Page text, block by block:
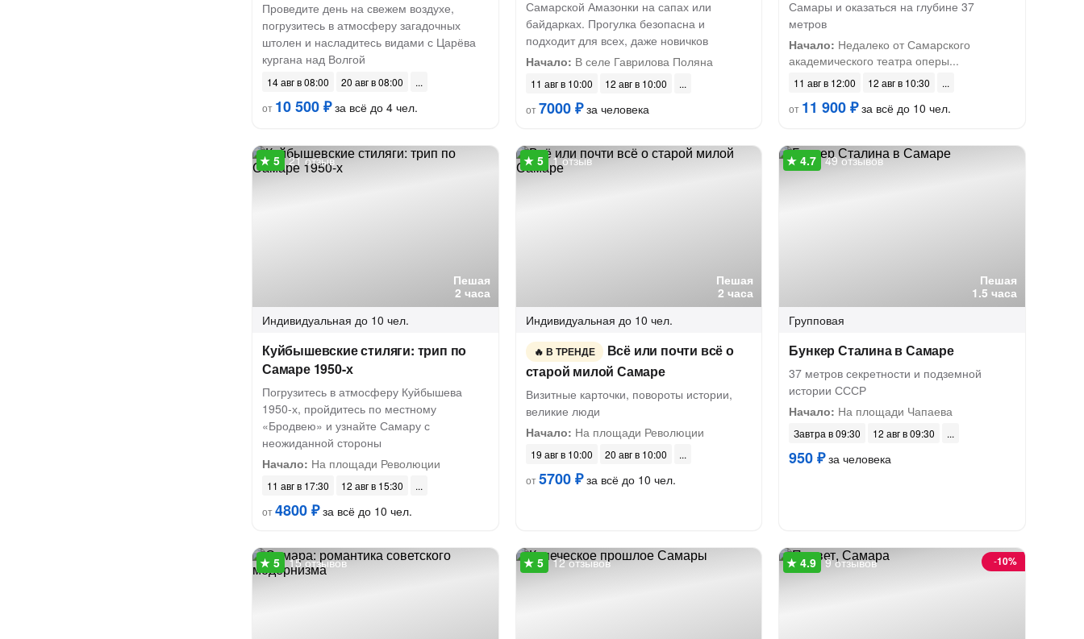
Проведите день на свежем воздухе,
погрузитесь в атмосферу загадочных
штолен и насладитесь видами с Царёва
кургана над Волгой
14 авг в 08:00
20 авг в 08:00
от 10 500 ₽за всё до 4 чел.
Самарской Амазонки на сапах или
байдарках. Прогулка безопасна и
подходит для всех, даже новичков
Начало: В селе Гаврилова Поляна
11 авг в 10:00
12 авг в 10:00
от7000 ₽за человека
Самары и оказаться на глубине 37
метров
Начало: Недалеко от Самарского
академического театра оперы...
11 авг в 12:00
12 авг в 10:30
от 11 900 ₽за всё до 10 чел.
Пешая
2 часа
21 отзыв
Индивидуальная до 10 чел.
Куйбышевские стиляги: трип по
Самаре 1950-х
Погрузитесь в атмосферу Куйбышева
1950-х, пройдитесь по местному
«Бродвею» и узнайте Самару с
неожиданной стороны
Начало: На площади Революции
11 авг в 17:30
12 авг в 15:30
от4800 ₽за всё до 10 чел.
Пешая
2 часа
1 отзыв
Индивидуальная до 10 чел.
В ТРЕНДЕ
Всё или почти всё о
старой милой Самаре
Визитные карточки, повороты истории,
великие люди
Начало: На площади Революции
19 авг в 10:00
20 авг в 10:00
от5700 ₽за всё до 10 чел.
Пешая
1.5 часа
49 отзывов
Групповая
Бункер Сталина в Самаре
37 метров секретности и подземной
истории СССР
Начало: На площади Чапаева
Завтра в 09:30 12 авг в 09:30
950 ₽за человека
15 отзывов 12 отзывов -10%
9 отзывов